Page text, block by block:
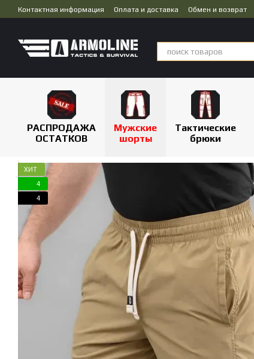
Перейти к основному контенту
Контактная информация Оплата и доставка Обмен и возврат
РАСПРОДАЖА
ОСТАТКОВ
Мужские
шорты
Тактические
брюки
ХИТ
4
4